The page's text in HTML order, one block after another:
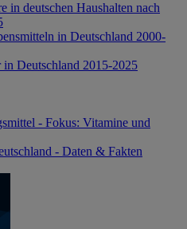
in deutschen Haushalten nach
in Deutschland 2000-
in Deutschland 2015-2025
- Fokus: Vitamine und
- Daten & Fakten